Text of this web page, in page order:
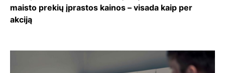
maisto prekių įprastos kainos – visada kaip per
akciją